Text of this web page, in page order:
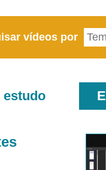
vídeos por
estudo